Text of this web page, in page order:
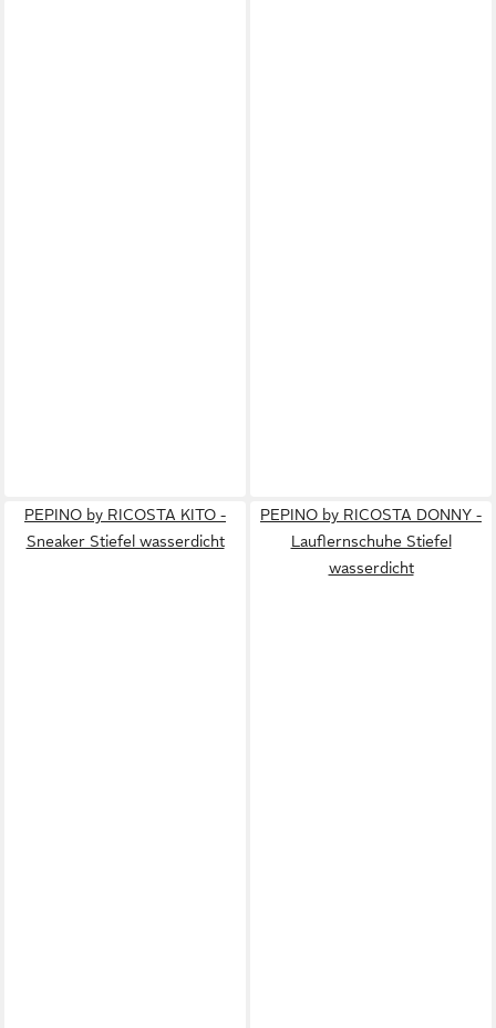
PEPINO by RICOSTA KITO -
Sneaker Stiefel wasserdicht
PEPINO by RICOSTA DONNY -
Lauflernschuhe Stiefel
wasserdicht